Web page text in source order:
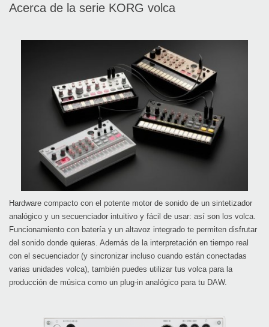
Acerca de la serie KORG volca
Hardware compacto con el potente motor de sonido de un sintetizador
analógico y un secuenciador intuitivo y fácil de usar: así son los volca.
Funcionamiento con batería y un altavoz integrado te permiten disfrutar
del sonido donde quieras. Además de la interpretación en tiempo real
con el secuenciador (y sincronizar incluso cuando están conectadas
varias unidades volca), también puedes utilizar tus volca para la
producción de música como un plug-in analógico para tu DAW.